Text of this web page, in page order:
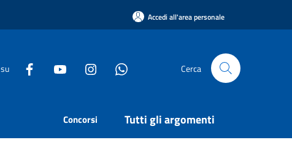
Accedi all'area personale
Cerca
Concorsi Tutti gli argomenti